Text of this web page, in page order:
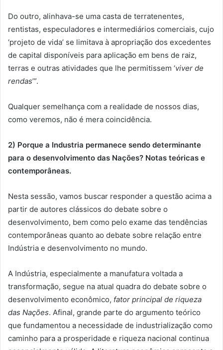
Do outro, alinhava-se uma casta de terratenentes,
rentistas, especuladores e intermediários comerciais, cujo
‘projeto de vida’ se limitava à apropriação dos excedentes
de capital disponíveis para aplicação em bens de raiz,
terras e outras atividades que lhe permitissem ‘viver de
rendas’”.
Qualquer semelhança com a realidade de nossos dias,
como veremos, não é mera coincidência.
2) Porque a Industria permanece sendo determinante
para o desenvolvimento das Nações? Notas teóricas e
contemporâneas.
Nesta sessão, vamos buscar responder a questão acima a
partir de autores clássicos do debate sobre o
desenvolvimento, bem como pelo exame das tendências
contemporâneas quanto ao debate sobre relação entre
Indústria e desenvolvimento no mundo.
A Indústria, especialmente a manufatura voltada a
transformação, segue na atual quadra do debate sobre o
desenvolvimento econômico, fator principal de riqueza
das Nações. Afinal, grande parte do argumento teórico
que fundamentou a necessidade de industrialização como
caminho para a prosperidade e riqueza nacional continua